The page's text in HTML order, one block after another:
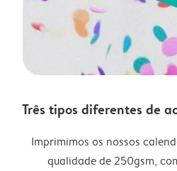
Três tipos diferentes de
Imprimimos os nossos
qualidade de 250gsm,